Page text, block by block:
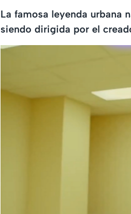
La famosa leyenda urbana
siendo dirigida por el